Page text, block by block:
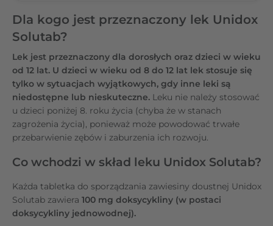
Dla kogo jest przeznaczony lek Unidox
Solutab?
Lek jest przeznaczony dla dorosłych oraz dzieci w wieku
od 12 lat. U dzieci w wieku od 8 do 12 lat lek stosuje się
tylko w sytuacjach wyjątkowych, gdy inne leki są
niedostępne lub nieskuteczne. Leku nie należy stosować
u dzieci poniżej 8. roku życia (chyba że w stanach
zagrożenia życia), ponieważ może powodować trwałe
przebarwienie zębów i zaburzenia ich rozwoju.
Co wchodzi w skład leku Unidox Solutab?
Każda tabletka do sporządzania zawiesiny doustnej Unidox
Solutab zawiera 100 mg doksycykliny (w postaci
doksycykliny jednowodnej).